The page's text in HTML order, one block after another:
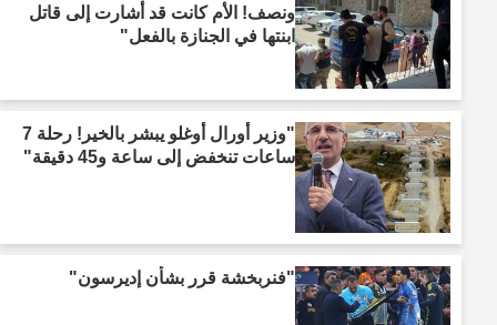
ونصف! الأم كانت قد أشارت إلى قاتل
ابنتها في الجنازة بالفعل"
"وزير أورال أوغلو يبشر بالخير! رحلة 7
ساعات تنخفض إلى ساعة و45 دقيقة"
"فنربخشة قرر بشأن إديرسون"